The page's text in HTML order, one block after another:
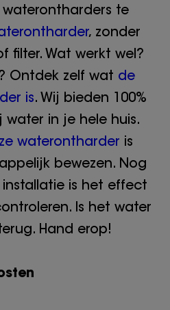
waterontharders te
, zonder
filter. Wat werkt wel?
Ontdek zelf wat de
is. Wij bieden 100%
in je hele huis.
waterontharder is
bewezen. Nog
is het effect
Is het water
Hand erop!